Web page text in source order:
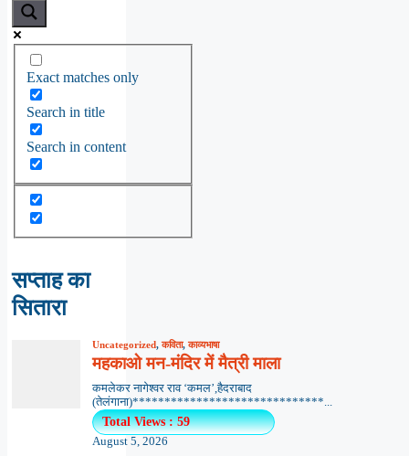
Exact matches only
Search in title
Search in content
सप्ताह का
सितारा
Uncategorized,कविता,काव्यभाषा
महकाओ मन-मंदिर में मैत्री माला
कमलेकर नागेश्वर राव ‘कमल’,हैदराबाद
(तेलंगाना)******************************...
Total Views : 59
August 5, 2026